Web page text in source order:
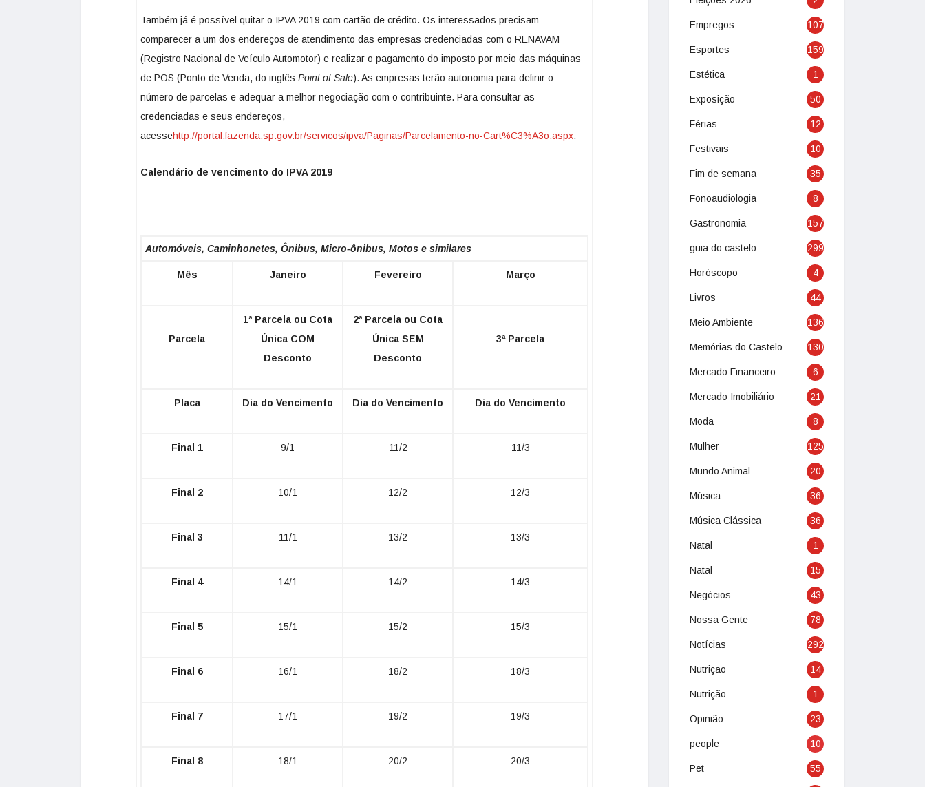
Também já é possível quitar o IPVA 2019 com cartão de crédito. Os interessados precisam
comparecer a um dos endereços de atendimento das empresas credenciadas com o RENAVAM
(Registro Nacional de Veículo Automotor) e realizar o pagamento do imposto por meio das máquinas
de POS (Ponto de Venda, do inglês Point of Sale). As empresas terão autonomia para definir o
número de parcelas e adequar a melhor negociação com o contribuinte. Para consultar as
credenciadas e seus endereços,
acessehttp://portal.fazenda.sp.gov.br/servicos/ipva/Paginas/Parcelamento-no-Cart%C3%A3o.aspx.
Calendário de vencimento do IPVA 2019
Automóveis, Caminhonetes, Ônibus, Micro-ônibus, Motos e similares
Mês Janeiro Fevereiro Março
Parcela
1ª Parcela ou Cota
Única COM
Desconto
2ª Parcela ou Cota
Única SEM
Desconto
3ª Parcela
Placa Dia do Vencimento Dia do Vencimento Dia do Vencimento
Final 1 9/1 11/2 11/3
Final 2 10/1 12/2 12/3
Final 3 11/1 13/2 13/3
Final 4 14/1 14/2 14/3
Final 5 15/1 15/2 15/3
Final 6 16/1 18/2 18/3
Final 7 17/1 19/2 19/3
Final 8 18/1 20/2 20/3
Empregos 107
Esportes 159
Estética 1
Exposição 50
Férias 12
Festivais 10
Fim de semana 35
Fonoaudiologia 8
Gastronomia 157
guia do castelo 299
Horóscopo 4
Livros 44
Meio Ambiente 136
Memórias do Castelo 130
Mercado Financeiro 6
Mercado Imobiliário 21
Moda 8
Mulher 125
Mundo Animal 20
Música 36
Música Clássica 36
Natal 1
Natal 15
Negócios 43
Nossa Gente 78
Notícias 292
Nutriçao 14
Nutrição 1
Opinião 23
people 10
Pet 55